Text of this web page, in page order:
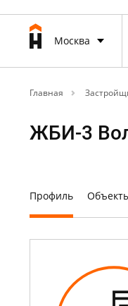
Москва
Главная
ЖБИ-3
Профиль